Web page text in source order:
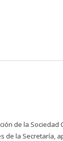
de la
de la Secretaría,